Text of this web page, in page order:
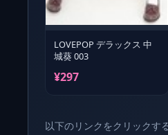
LOVEPOP デラックス 中
城葵 003
¥297
以下のリンクをクリックす